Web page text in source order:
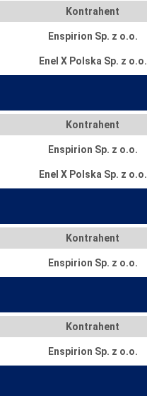
Kontrahent
Enspirion Sp. z o.o.
Enel X Polska Sp. z o.o.
Kontrahent
Enspirion Sp. z o.o.
Enel X Polska Sp. z o.o.
Kontrahent
Enspirion Sp. z o.o.
Kontrahent
Enspirion Sp. z o.o.